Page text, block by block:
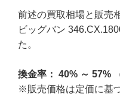
前述の買取相場と販売
ビッグバン
た。
換金率： 40% ～ 57%
※販売価格は定価に基